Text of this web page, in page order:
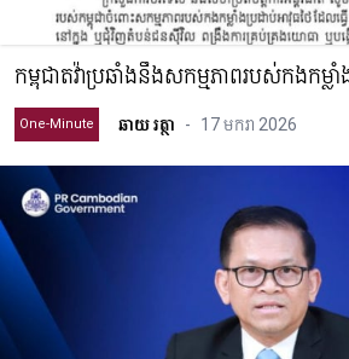
កម្ពុជាតវ៉ាប្រឆាំងនឹងសកម្មភាពរបស់កងកម្លាំ
One-Minute ឆាយ រត្ថា - 17 មករា 2026